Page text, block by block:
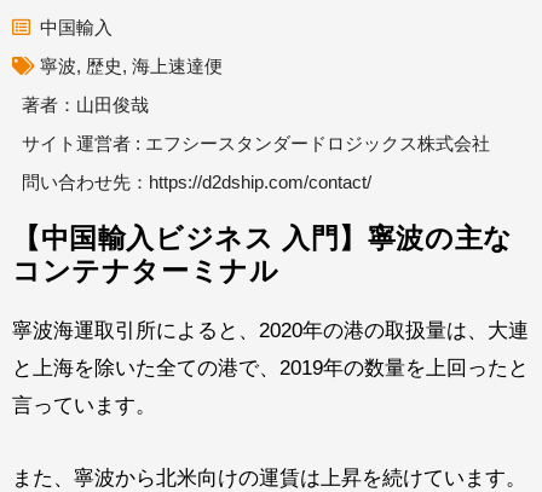
中国輸入
寧波, 歴史, 海上速達便
著者：山田俊哉
サイト運営者 : エフシースタンダードロジックス株式会社
問い合わせ先： https://d2dship.com/contact/
【中国輸入ビジネス 入門】寧波の主な
コンテナターミナル
寧波海運取引所によると、2020年の港の取扱量は、大連
と上海を除いた全ての港で、2019年の数量を上回ったと
言っています。
また、寧波から北米向けの運賃は上昇を続けています。